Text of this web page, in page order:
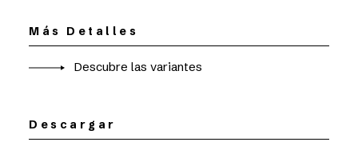
Más Detalles
Descubre las variantes
Descargar